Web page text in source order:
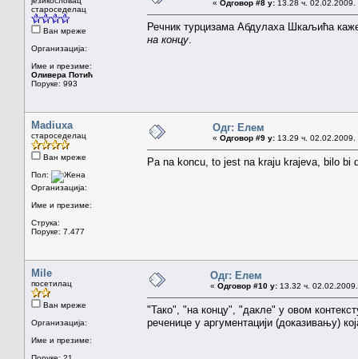
староседелац
Ван мреже
Организација:
Име и презиме:
Оливера Потић
Поруке: 993
« Одговор #8 у: 13.28 ч. 02.02.2009.
Речник турцизама Абдулаха Шкаљића
на концу
Madiuxa
староседелац
Ван мреже
Пол:
Организација:
Име и презиме:
Струка:
Поруке: 7.477
Одг: Елем
« Одговор #9 у: 13.29 ч. 02.02.2009.
Pa na koncu, to jest na kraju krajeva, bilo bi
Mile
посетилац
Ван мреже
Организација:
Име и презиме:
Одг: Елем
« Одговор #10 у: 13.32 ч.
"Тако", "на концу", "дакле" у овом
реченице у аргументацији (доказивању)